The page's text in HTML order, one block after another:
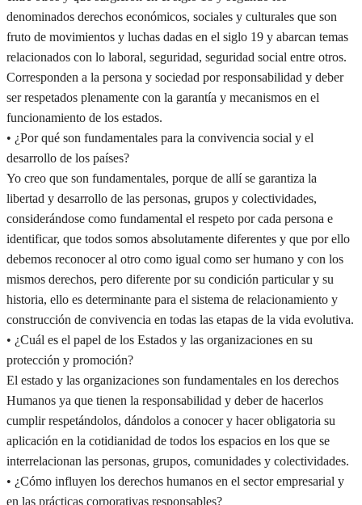
denominados derechos económicos, sociales y culturales que son
fruto de movimientos y luchas dadas en el siglo 19 y abarcan temas
relacionados con lo laboral, seguridad, seguridad social entre otros.
Corresponden a la persona y sociedad por responsabilidad y deber
ser respetados plenamente con la garantía y mecanismos en el
funcionamiento de los estados.
• ¿Por qué son fundamentales para la convivencia social y el
desarrollo de los países?
Yo creo que son fundamentales, porque de allí se garantiza la
libertad y desarrollo de las personas, grupos y colectividades,
considerándose como fundamental el respeto por cada persona e
identificar, que todos somos absolutamente diferentes y que por ello
debemos reconocer al otro como igual como ser humano y con los
mismos derechos, pero diferente por su condición particular y su
historia, ello es determinante para el sistema de relacionamiento y
construcción de convivencia en todas las etapas de la vida evolutiva.
• ¿Cuál es el papel de los Estados y las organizaciones en su
protección y promoción?
El estado y las organizaciones son fundamentales en los derechos
Humanos ya que tienen la responsabilidad y deber de hacerlos
cumplir respetándolos, dándolos a conocer y hacer obligatoria su
aplicación en la cotidianidad de todos los espacios en los que se
interrelacionan las personas, grupos, comunidades y colectividades.
• ¿Cómo influyen los derechos humanos en el sector empresarial y
en las prácticas corporativas responsables?